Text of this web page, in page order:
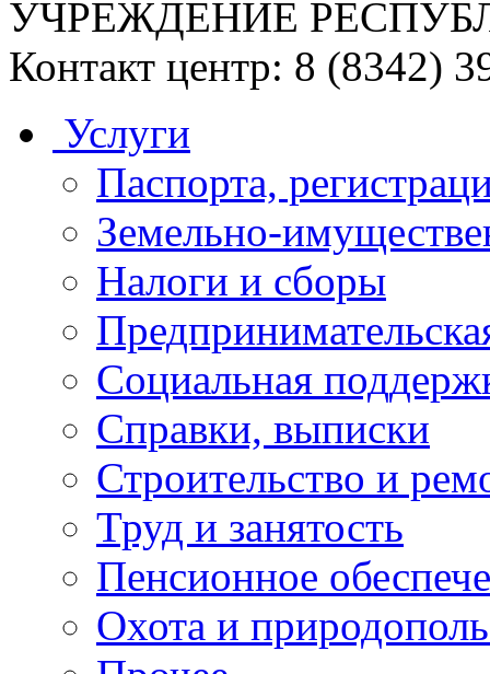
УЧРЕЖДЕНИЕ
Контакт центр: 8 (8342)
Услуги
Паспорта,
Земельно-
Налоги и сборы
Социальная
Справки, выписки
Строительство и
Труд и занятость
Пенсионное
Охота и